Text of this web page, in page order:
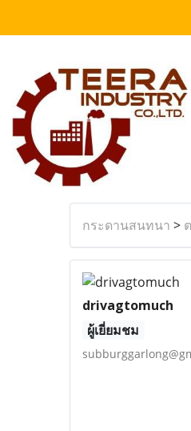
กระดานสนทนา >
drivagtomuch
ผู้เยี่ยมชม